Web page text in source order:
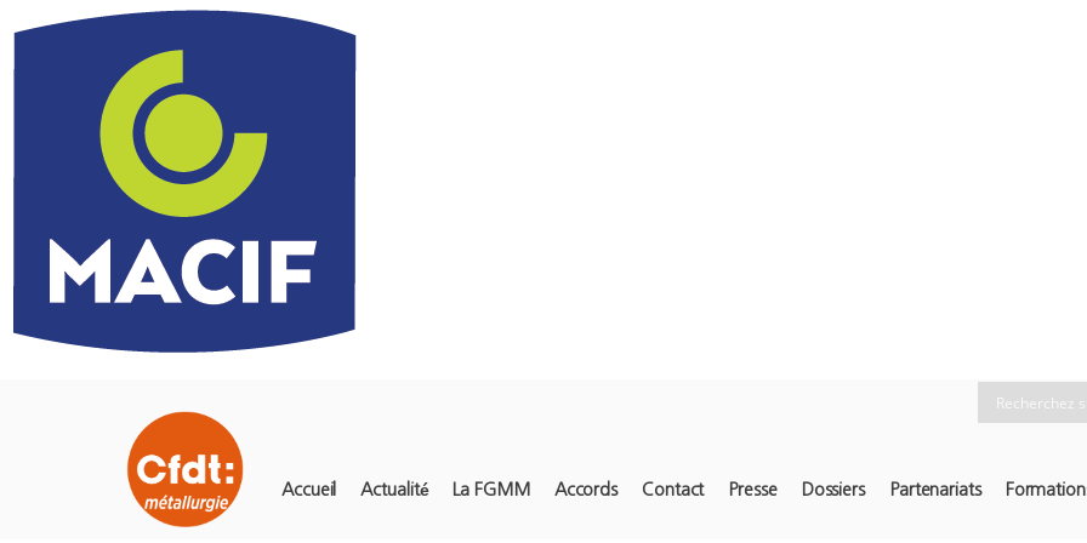
Accueil Actualité La FGMM Accords Contact Presse Dossiers Partenariats